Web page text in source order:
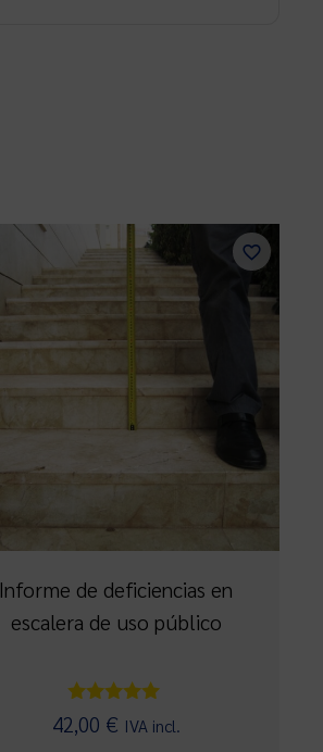
Informe de deficiencias en
escalera de uso público
Valorado con
5.00
42,00 € IVA incl.